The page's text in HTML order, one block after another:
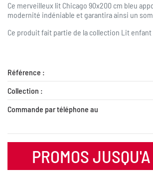
Ce merveilleux lit Chicago 90x200 cm bleu
modernité indéniable et garantira ainsi un
Ce produit fait partie de la collection Lit enfant
Référence :
Collection :
Commande par téléphone au
PROMOS